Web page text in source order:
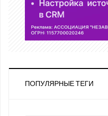
ПОПУЛЯРНЫЕ ТЕГИ